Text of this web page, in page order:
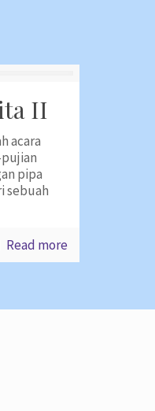
II
acara
pipa
sebuah
Read more